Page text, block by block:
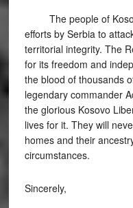
The people of
efforts by Serbia to
territorial integrity. The
for its freedom and
the blood of thousands
legendary commander
the glorious Kosovo
lives for it. They will
homes and their
circumstances.
Sincerely,